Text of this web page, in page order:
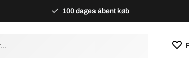
100 dages åbent køb